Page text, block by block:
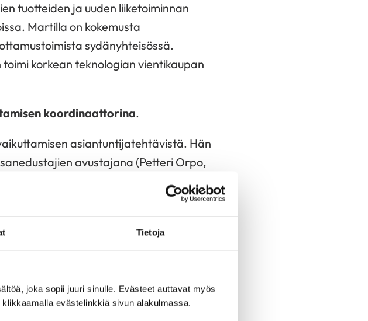
Tietoja
joka sopii juuri sinulle. Evästeet auttavat myös
evästelinkkiä sivun alakulmassa.
tuotteiden ja uuden liiketoiminnan
Martilla on kokemusta
sydänyhteisössä.
korkean teknologian vientikaupan
koordinaattorina.
asiantuntijatehtävistä. Hän
avustajana (Petteri Orpo,
Hän on tehnyt myös toimittajan
opiskelee parhaillaan työn ohella myös
edistämisen ja
vaikutuksen. Hän on innoissaan
tähän tärkeään työhön. Edessä on
hyvinvointialueet ovat juuri